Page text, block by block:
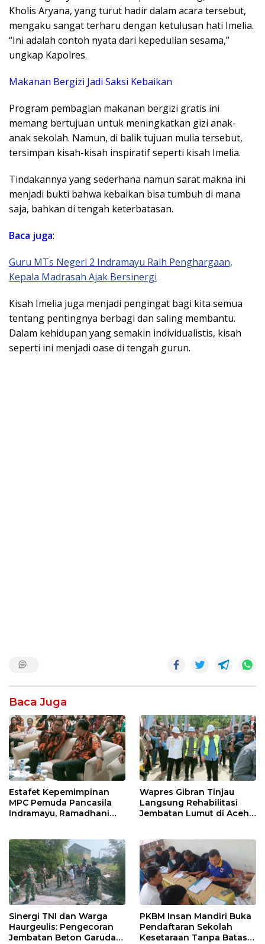
Kholis Aryana, yang turut hadir dalam acara tersebut,
mengaku sangat terharu dengan ketulusan hati Imelia.
“Ini adalah contoh nyata dari kepedulian sesama,”
ungkap Kapolres.
Makanan Bergizi Jadi Saksi Kebaikan
Program pembagian makanan bergizi gratis ini
memang bertujuan untuk meningkatkan gizi anak-
anak sekolah. Namun, di balik tujuan mulia tersebut,
tersimpan kisah-kisah inspiratif seperti kisah Imelia.
Tindakannya yang sederhana namun sarat makna ini
menjadi bukti bahwa kebaikan bisa tumbuh di mana
saja, bahkan di tengah keterbatasan.
Baca juga:
Guru MTs Negeri 2 Indramayu Raih Penghargaan,
Kepala Madrasah Ajak Bersinergi
Kisah Imelia juga menjadi pengingat bagi kita semua
tentang pentingnya berbagi dan saling membantu.
Dalam kehidupan yang semakin individualistis, kisah
seperti ini menjadi oase di tengah gurun.
Baca Juga
Estafet Kepemimpinan
MPC Pemuda Pancasila
Indramayu, Ramadhani
Muscablub
Wapres Gibran Tinjau
Langsung Rehabilitasi
Jembatan Lumut di Aceh
Sinergi TNI dan Warga
Haurgeulis: Pengecoran
Jembatan Beton Garuda
PKBM Insan Mandiri Buka
Pendaftaran Sekolah
Kesetaraan Tanpa Batas